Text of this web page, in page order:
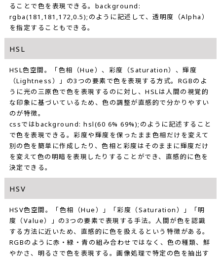
ることで色を表現できる。background:
rgba(181,181,172,0.5);のように記述して、透明度（Alpha）
を指定することもできる。
HSL
HSL色空間。「色相（Hue）、彩度（Saturation）、輝度
（Lightness）」の3つの要素で色を表現する方式。RGBのよ
うに光の三原色で色を表現するのに対し、HSLは人間の視覚的
な印象に基づいているため、色の調整が直感的で分かりやすい
のが特徴。
cssではbackground: hsl(60 6% 69%);のように記述すること
で色を表現できる。彩度や輝度を保ったまま色相だけを変えて
別の色を簡単に作成したり、色相と彩度はそのままに輝度だけ
を変えて色の明暗を表現したりすることができ、直感的に色を
決定できる。
HSV
HSV色空間。「色相（Hue）」「彩度（Saturation）」「明
度（Value）」の3つの要素で表現する手法。人間が色を認識
する方法に近いため、直感的に色を扱えるという特徴がある。
RGBのように赤・緑・青の組み合わせではなく、色の種類、鮮
やかさ、明るさで色を表現する。画像処理で特定の色を抽出す